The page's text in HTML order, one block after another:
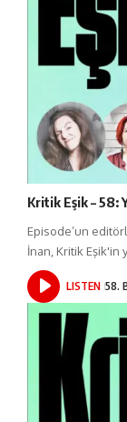
Kritik Eşik – 58:
Episode’un
İnan, Kritik Eşik'in
LISTEN 58.